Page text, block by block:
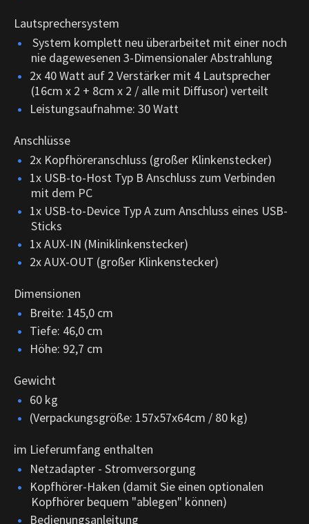
Lautsprechersystem
System komplett neu überarbeitet mit einer noch
nie dagewesenen 3-Dimensionaler Abstrahlung
2x 40 Watt auf 2 Verstärker mit 4 Lautsprecher
(16cm x 2 + 8cm x 2 / alle mit Diffusor) verteilt
Leistungsaufnahme: 30 Watt
Anschlüsse
2x Kopfhöreranschluss (großer Klinkenstecker)
1x USB-to-Host Typ B Anschluss zum Verbinden
mit dem PC
1x USB-to-Device Typ A zum Anschluss eines USB-
Sticks
1x AUX-IN (Miniklinkenstecker)
2x AUX-OUT (großer Klinkenstecker)
Dimensionen
Breite: 145,0 cm
Tiefe: 46,0 cm
Höhe: 92,7 cm
Gewicht
60 kg
(Verpackungsgröße: 157x57x64cm / 80 kg)
im Lieferumfang enthalten
Netzadapter - Stromversorgung
Kopfhörer-Haken (damit Sie einen optionalen
Kopfhörer bequem "ablegen" können)
Bedienungsanleitung